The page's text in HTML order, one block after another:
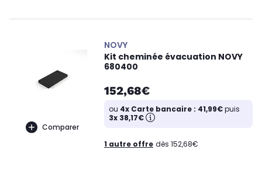
Comparer
NOVY
Kit cheminée évacuation NOVY
680400
152,68€
ou 4x Carte bancaire : 41,99€puis
3x 38,17€
1 autre offre dès 152,68€